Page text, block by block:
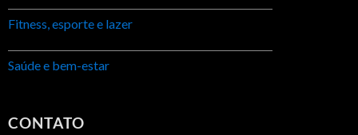
Fitness, esporte e lazer
Saúde e bem-estar
CONTATO